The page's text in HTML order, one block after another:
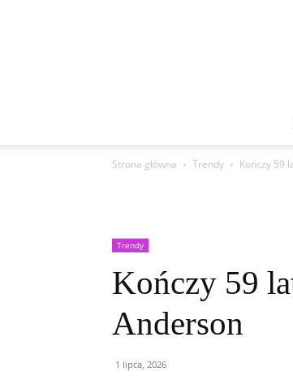
Strona główna Trendy Kończy 59
Trendy
Kończy 59
Anderson
1 lipca, 2026